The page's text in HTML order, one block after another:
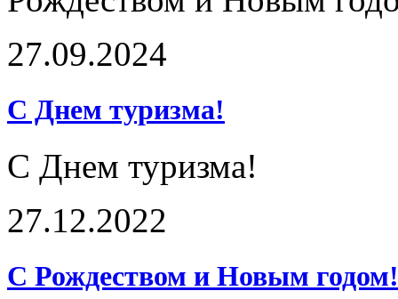
27.09.2024
С Днем туризма!
С Днем туризма!
27.12.2022
С Рождеством и Новым годом!